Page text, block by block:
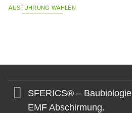
mit4.88
von 5
AUSFÜHRUNG WÄHLEN
Optionen
können
SFERICS® –
EMF Abschirmung.